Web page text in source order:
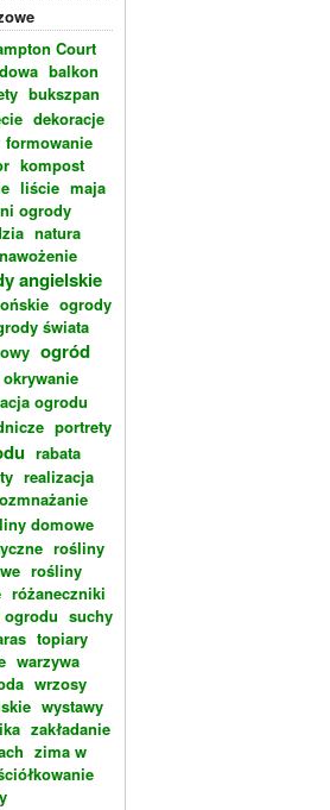
Court
balkon
bukszpan
dekoracje
formowanie
kompost
liście maja
ogrody
natura
nawożenie
angielskie
ogrody
świata
ogród
okrywanie
ogrodu
portrety
rabata
realizacja
domowe
rośliny
rośliny
różaneczniki
ogrodu suchy
topiary
warzywa
wrzosy
wystawy
zakładanie
zima w